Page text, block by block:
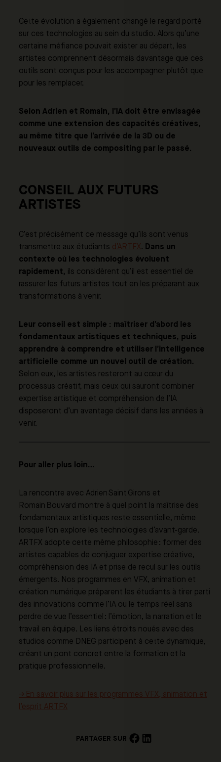
Cette évolution a également changé le regard porté
sur ces technologies au sein du studio. Alors qu’une
certaine méfiance pouvait exister au départ, les
artistes comprennent désormais davantage que ces
outils sont conçus pour les accompagner plutôt que
pour les remplacer.
Selon Adrien et Romain, l’IA doit être envisagée
comme une extension des capacités créatives,
au même titre que l’arrivée de la 3D ou de
nouveaux outils de compositing par le passé.
CONSEIL AUX FUTURS
ARTISTES
C’est précisément ce message qu’ils sont venus
transmettre aux étudiants d’ARTFX. Dans un
contexte où les technologies évoluent
rapidement, ils considèrent qu’il est essentiel de
rassurer les futurs artistes tout en les préparant aux
transformations à venir.
Leur conseil est simple : maîtriser d’abord les
fondamentaux artistiques et techniques, puis
apprendre à comprendre et utiliser l’intelligence
artificielle comme un nouvel outil de création.
Selon eux, les artistes resteront au cœur du
processus créatif, mais ceux qui sauront combiner
expertise artistique et compréhension de l’IA
disposeront d’un avantage décisif dans les années à
venir.
Pour aller plus loin…
La rencontre avec Adrien Saint Girons et
Romain Bouvard montre à quel point la maîtrise des
fondamentaux artistiques reste essentielle, même
lorsque l’on explore les technologies d’avant-garde.
ARTFX adopte cette même philosophie : former des
artistes capables de conjuguer expertise créative,
compréhension des IA et prise de recul sur les outils
émergents. Nos programmes en VFX, animation et
création numérique préparent les étudiants à tirer parti
des innovations comme l’IA ou le temps réel sans
perdre de vue l’essentiel : l’émotion, la narration et le
travail en équipe. Les liens étroits noués avec des
studios comme DNEG participent à cette dynamique,
créant un pont concret entre la formation et la
pratique professionnelle.
→ En savoir plus sur les programmes VFX, animation et
l’esprit ARTFX
PARTAGER SUR